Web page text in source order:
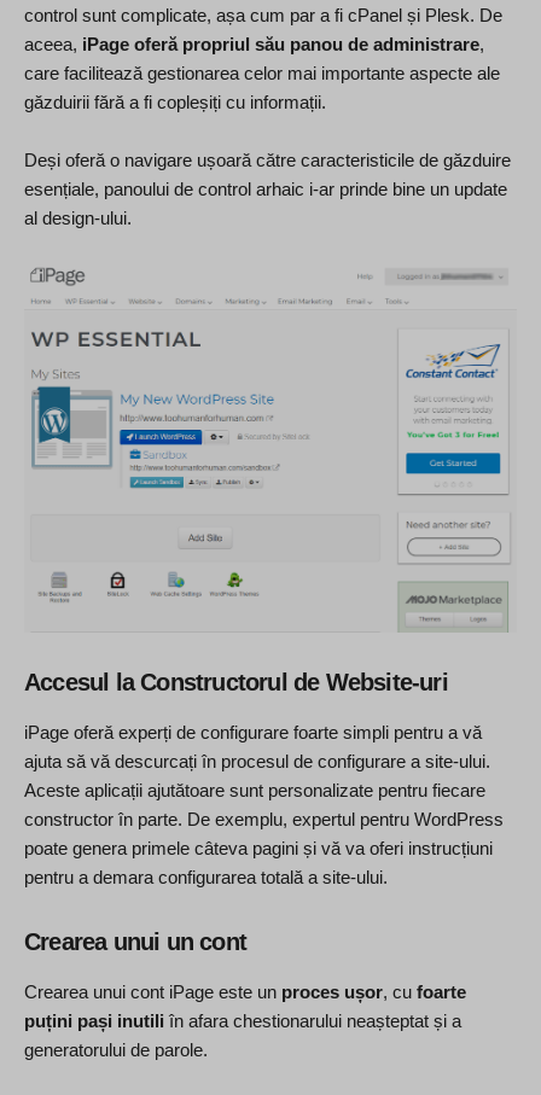
control sunt complicate, așa cum par a fi cPanel și Plesk. De
aceea, iPage oferă propriul său panou de administrare,
care facilitează gestionarea celor mai importante aspecte ale
găzduirii fără a fi copleșiți cu informații.
Deși oferă o navigare ușoară către caracteristicile de găzduire
esențiale, panoului de control arhaic i-ar prinde bine un update
al design-ului.
Accesul la Constructorul de Website-uri
iPage oferă experți de configurare foarte simpli pentru a vă
ajuta să vă descurcați în procesul de configurare a site-ului.
Aceste aplicații ajutătoare sunt personalizate pentru fiecare
constructor în parte. De exemplu, expertul pentru WordPress
poate genera primele câteva pagini și vă va oferi instrucțiuni
pentru a demara configurarea totală a site-ului.
Crearea unui un cont
Crearea unui cont iPage este un proces ușor, cu foarte
puțini pași inutili în afara chestionarului neașteptat și a
generatorului de parole.